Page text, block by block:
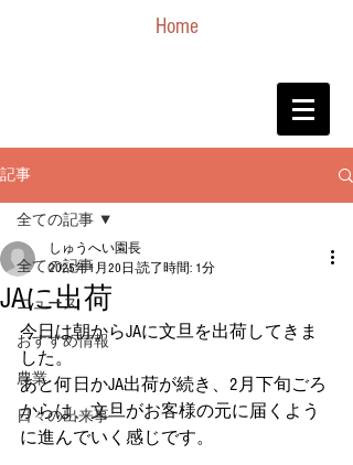
Home
記事
全ての記事
ニュース
おすすめ情報
農業
日々の出来事
全ての記事
JAに出荷
しゅうへい園長
2025年1月20日 読了時間: 1分
今日は朝からJAに文旦を出荷してきま
した。
あと何日かJA出荷が続き、2月下旬ごろ
からは、文旦がお客様の元に届くよう
に進んでいく感じです。